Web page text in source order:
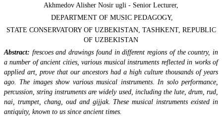
Akhmedov Alisher Nosir ugli - Senior Lecturer,
DEPARTMENT OF MUSIC PEDAGOGY,
STATE CONSERVATORY OF UZBEKISTAN, TASHKENT, REPUBLIC
OF UZBEKISTAN
Abstract: frescoes and drawings found in different regions of the country, in
a number of ancient cities, various musical instruments reflected in works of
applied art, prove that our ancestors had a high culture thousands of years
ago. The images show various musical instruments. In solo performance,
percussion, string instruments are widely used, including the lute, drum, rud,
nai, trumpet, chang, oud and gijjak. These musical instruments existed in
antiquity, known to us since ancient times.